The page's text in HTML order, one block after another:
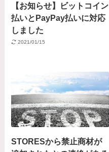
【お知らせ】ビットコイン
払いとPayPay払いに対応
しました
2021/01/15
STORESから禁止商材が